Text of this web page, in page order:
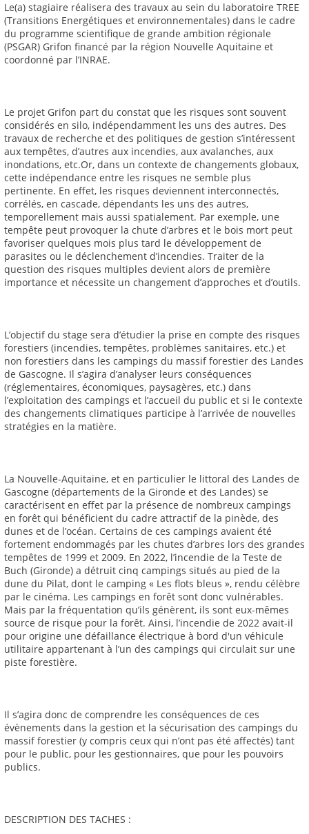
Le(a) stagiaire réalisera des travaux au sein du laboratoire TREE
(Transitions Energétiques et environnementales) dans le cadre
du programme scientifique de grande ambition régionale
(PSGAR) Grifon financé par la région Nouvelle Aquitaine et
coordonné par l’INRAE.
Le projet Grifon part du constat que les risques sont souvent
considérés en silo, indépendamment les uns des autres. Des
travaux de recherche et des politiques de gestion s’intéressent
aux tempêtes, d’autres aux incendies, aux avalanches, aux
inondations, etc.Or, dans un contexte de changements globaux,
cette indépendance entre les risques ne semble plus
pertinente. En effet, les risques deviennent interconnectés,
corrélés, en cascade, dépendants les uns des autres,
temporellement mais aussi spatialement. Par exemple, une
tempête peut provoquer la chute d’arbres et le bois mort peut
favoriser quelques mois plus tard le développement de
parasites ou le déclenchement d’incendies. Traiter de la
question des risques multiples devient alors de première
importance et nécessite un changement d’approches et d’outils.
L’objectif du stage sera d’étudier la prise en compte des risques
forestiers (incendies, tempêtes, problèmes sanitaires, etc.) et
non forestiers dans les campings du massif forestier des Landes
de Gascogne. Il s’agira d’analyser leurs conséquences
(réglementaires, économiques, paysagères, etc.) dans
l’exploitation des campings et l’accueil du public et si le contexte
des changements climatiques participe à l’arrivée de nouvelles
stratégies en la matière.
La Nouvelle-Aquitaine, et en particulier le littoral des Landes de
Gascogne (départements de la Gironde et des Landes) se
caractérisent en effet par la présence de nombreux campings
en forêt qui bénéficient du cadre attractif de la pinède, des
dunes et de l’océan. Certains de ces campings avaient été
fortement endommagés par les chutes d’arbres lors des grandes
tempêtes de 1999 et 2009. En 2022, l’incendie de la Teste de
Buch (Gironde) a détruit cinq campings situés au pied de la
dune du Pilat, dont le camping « Les flots bleus », rendu célèbre
par le cinéma. Les campings en forêt sont donc vulnérables.
Mais par la fréquentation qu’ils génèrent, ils sont eux-mêmes
source de risque pour la forêt. Ainsi, l’incendie de 2022 avait-il
pour origine une défaillance électrique à bord d'un véhicule
utilitaire appartenant à l’un des campings qui circulait sur une
piste forestière.
Il s’agira donc de comprendre les conséquences de ces
évènements dans la gestion et la sécurisation des campings du
massif forestier (y compris ceux qui n’ont pas été affectés) tant
pour le public, pour les gestionnaires, que pour les pouvoirs
publics.
DESCRIPTION DES TACHES :